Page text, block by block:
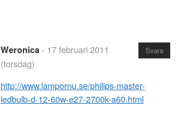
Svara
Weronica - 17 februari 2011
(torsdag)
http://www.lampornu.se/philips-master-
ledbulb-d-12-60w-e27-2700k-a60.html